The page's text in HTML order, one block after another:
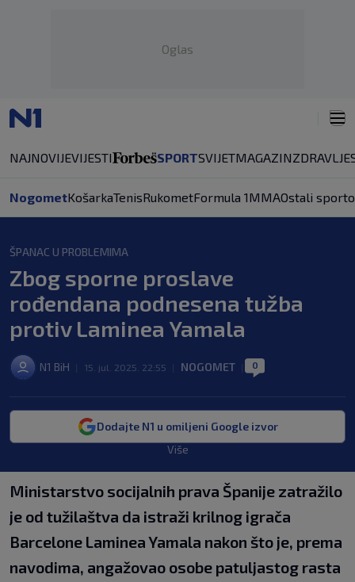
Oglas
NAJNOVIJEVIJESTI SPORTSVIJETMAGAZINZDRAVLJE
NogometKošarkaTenisRukometFormula 1MMAOstali
ŠPANAC U PROBLEMIMA
Zbog sporne proslave
rođendana podnesena tužba
protiv Laminea Yamala
N1 BiH 15. jul. 2025. 22:55 NOGOMET 0
Dodajte N1 u omiljeni Google izvor
Više
Ministarstvo socijalnih prava Španije zatražilo
je od tužilaštva da istraži krilnog igrača
Barcelone Laminea Yamala nakon što je, prema
navodima, angažovao osobe patuljastog rasta